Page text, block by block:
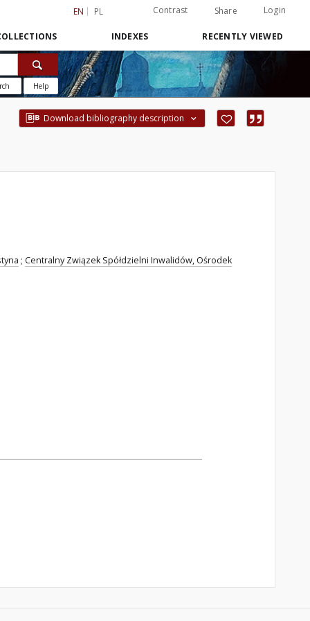
EN PL Contrast Share Login
INDEXES RECENTLY VIEWED
Help
Download bibliography description
; Centralny Związek Spółdzielni Inwalidów, Ośrodek